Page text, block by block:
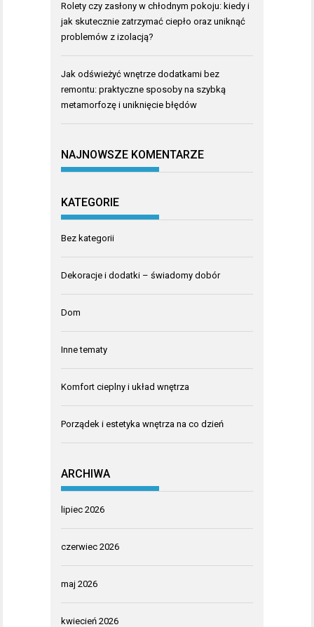
Rolety czy zasłony w chłodnym pokoju: kiedy i
jak skutecznie zatrzymać ciepło oraz uniknąć
problemów z izolacją?
Jak odświeżyć wnętrze dodatkami bez
remontu: praktyczne sposoby na szybką
metamorfozę i uniknięcie błędów
NAJNOWSZE KOMENTARZE
KATEGORIE
Bez kategorii
Dekoracje i dodatki – świadomy dobór
Dom
Inne tematy
Komfort cieplny i układ wnętrza
Porządek i estetyka wnętrza na co dzień
ARCHIWA
lipiec 2026
czerwiec 2026
maj 2026
kwiecień 2026